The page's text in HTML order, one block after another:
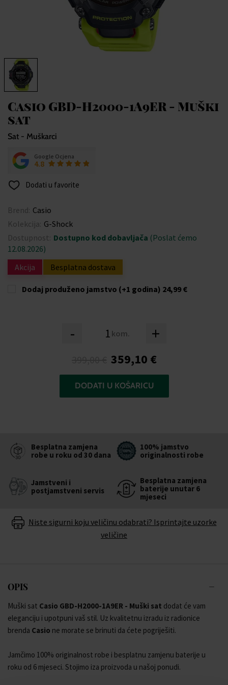
Casio GBD-H2000-1A9ER - Muški
sat
Sat - Muškarci
Google Ocjena
4.8
Dodati u favorite
Brend: Casio
Kolekcija: G-Shock
Dostupnost: Dostupno kod dobavljača (Poslat ćemo
12.08.2026)
Akcija
Besplatna dostava
Dodaj produženo jamstvo (+1 godina) 24,99 €
- kom. +
359,10 €
DODATI U KOŠARICU
Besplatna zamjena
robe u roku od 30 dana
100% jamstvo
originalnosti robe
Jamstveni i
postjamstveni servis
Besplatna zamjena
baterije unutar 6
mjeseci
Niste sigurni koju veličinu odabrati? Isprintajte uzorke
veličine
OPIS
Muški sat Casio GBD-H2000-1A9ER - Muški sat dodat će vam
eleganciju i upotpuni vaš stil. Uz kvalitetnu izradu iz radionice
brenda Casio ne morate se brinuti da ćete pogriješiti.
Jamčimo 100% originalnost robe i besplatnu zamjenu baterije u
roku od 6 mjeseci. Stojimo iza proizvoda u našoj ponudi.